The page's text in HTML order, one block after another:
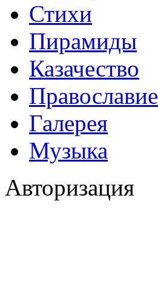
Стихи
Пирамиды
Казачество
Православие
Галерея
Музыка
Авторизация